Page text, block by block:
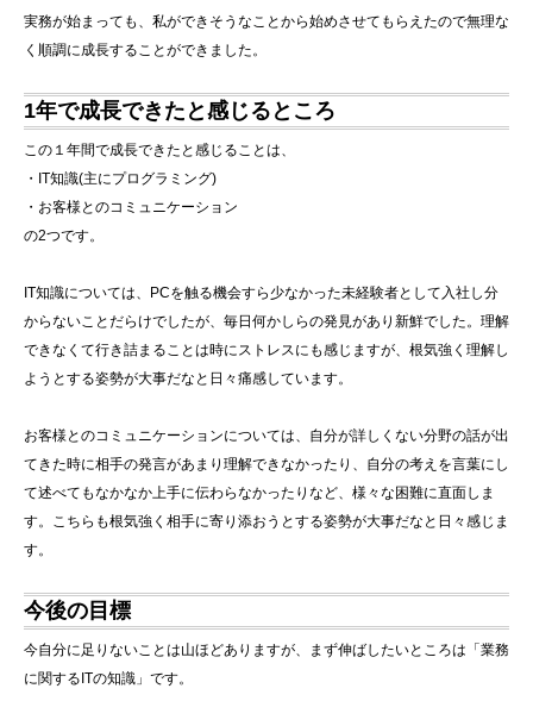
実務が始まっても、私ができそうなことから始めさせてもらえたので無理な
く順調に成長することができました。
1年で成長できたと感じるところ
この１年間で成長できたと感じることは、
・IT知識(主にプログラミング)
・お客様とのコミュニケーション
の2つです。
IT知識については、PCを触る機会すら少なかった未経験者として入社し分
からないことだらけでしたが、毎日何かしらの発見があり新鮮でした。理解
できなくて行き詰まることは時にストレスにも感じますが、根気強く理解し
ようとする姿勢が大事だなと日々痛感しています。
お客様とのコミュニケーションについては、自分が詳しくない分野の話が出
てきた時に相手の発言があまり理解できなかったり、自分の考えを言葉にし
て述べてもなかなか上手に伝わらなかったりなど、様々な困難に直面しま
す。こちらも根気強く相手に寄り添おうとする姿勢が大事だなと日々感じま
す。
今後の目標
今自分に足りないことは山ほどありますが、まず伸ばしたいところは「業務
に関するITの知識」です。